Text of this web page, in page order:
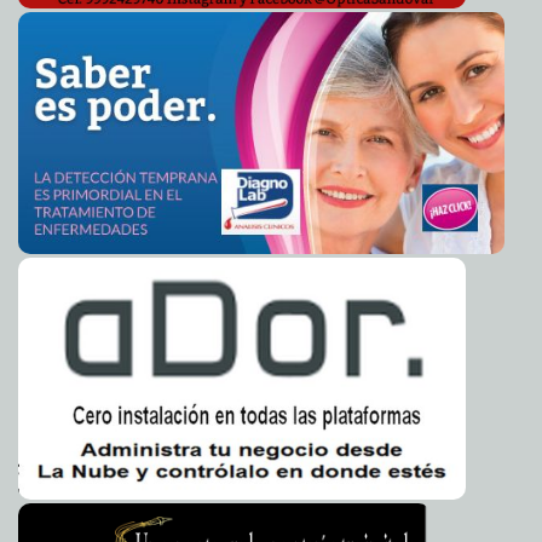
2013-02-18 20:18:59 Flor de brócoli en cama de zanahorias Mari Tere Menéndez
2013-02-18 20:17:36 Cambios en el O´Horán, Artesanías y Prodemefa A7
2013-02-18 19:58:12 La Comuna recibe 23 mdp para seguridad pública A7
2013-02-18 19:54:35 Para defenderse mejor Mari Tere Menéndez Monforte
2013-02-18 19:17:04 Más de la mitad de los yucatecos habla maya A7
2013-02-18 19:01:43 Difundirán traducción al maya de la Constitución del
Estado A7
2013-02-18 18:55:59 En Tekax, inauguraron exposición sobre el cráter de
Chicxulub
2013-02-18 18:31:01 Firme el proyecto de distribuidor vial de Progreso
2013-02-18 18:26:39 Crece conflicto entre taxistas y mototaxistas de Tekax
2013-02-18 18:24:31 La sonrisa de un padre A7
2013-02-18 17:51:09 Ley de Amparo garantiza defensa del ciudadano ante el
A7
2013-02-18 17:48:17 Edificarán sala de juzgados orales en Mérida
2013-02-18 17:28:28 Multan a Sourthern Valley por intoxicación masiva de
trabajadores Mari Tere Menéndez Monforte
2013-02-18 17:26:59 Gente que fuma marihuana, con Dolan A7